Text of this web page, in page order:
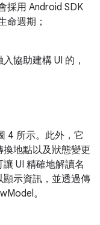
採用 Android SDK
命週期；
協助建構 UI 的，
4 所示。此外，它
地點以及狀態變更
UI 精確地解讀名
示資訊，並透過傳
。